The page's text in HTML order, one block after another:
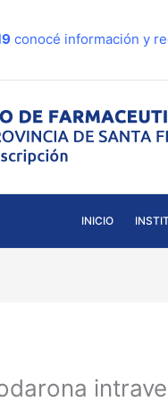
conocé información y
INICIO